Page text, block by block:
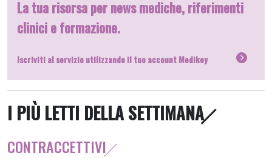
La tua risorsa per news mediche, riferimenti
clinici e formazione.
Iscriviti al servizio utilizzando il tuo account Medikey
I PIÙ LETTI DELLA SETTIMANA
CONTRACCETTIVI